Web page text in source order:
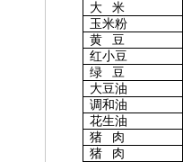
大 米
玉米粉
黄 豆
红小豆
绿 豆
大豆油
调和油
花生油
猪 肉
猪 肉